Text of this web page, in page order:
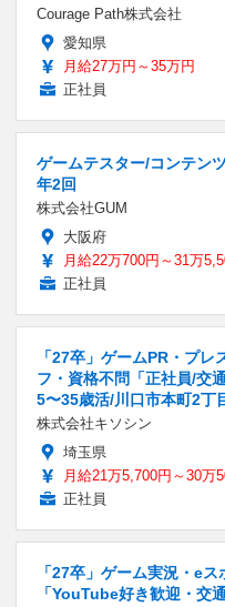
Courage Path株式会社
愛知県
月給27万円～35万円
正社員
ゲームテスター/コンテン
年2回
株式会社GUM
大阪府
月給22万700円～31万
正社員
「27卒」ゲームPR・プ
フ・資格不問「正社員/交
5〜35歳活/川口市本町2丁
株式会社キソシン
埼玉県
月給21万5,700円～30万
正社員
「27卒」ゲーム実況・e
「YouTube好き歓迎・交